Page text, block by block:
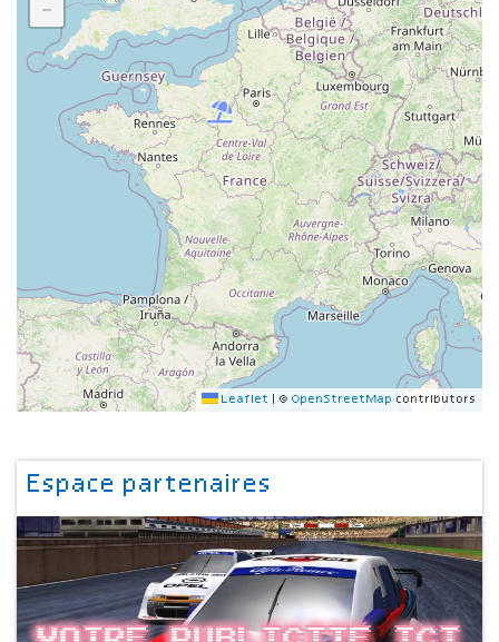
−
Leaflet © OpenStreetMap contributors
Espace partenaires
Votre publicite ici